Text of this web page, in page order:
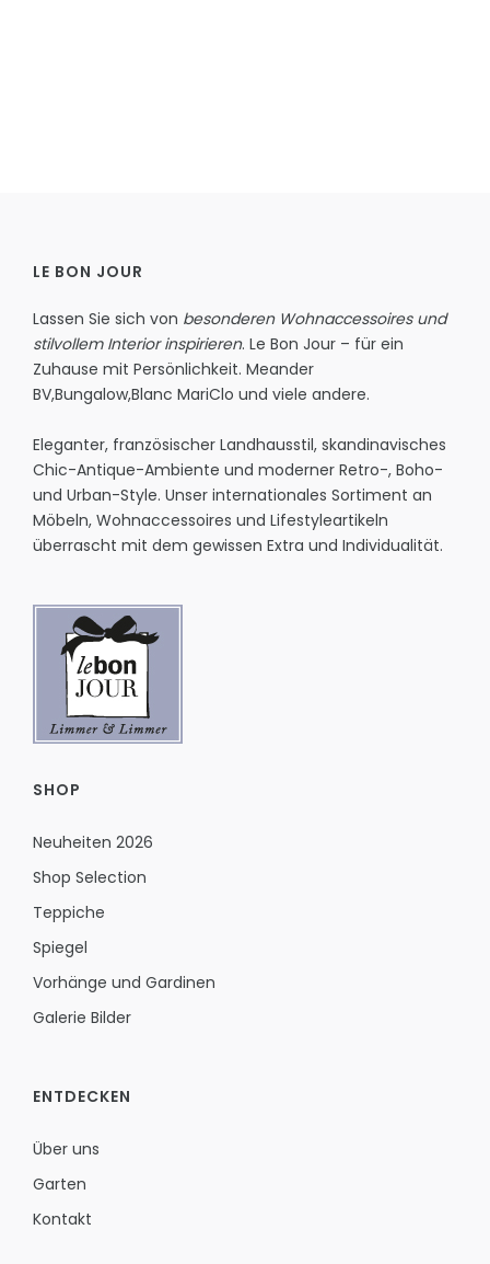
LE BON JOUR
Lassen Sie sich von besonderen Wohnaccessoires und
stilvollem Interior inspirieren. Le Bon Jour – für ein
Zuhause mit Persönlichkeit. Meander
BV,Bungalow,Blanc MariClo und viele andere.
Eleganter, französischer Landhausstil, skandinavisches
Chic-Antique-Ambiente und moderner Retro-, Boho-
und Urban-Style. Unser internationales Sortiment an
Möbeln, Wohnaccessoires und Lifestyleartikeln
überrascht mit dem gewissen Extra und Individualität.
SHOP
Neuheiten 2026
Shop Selection
Teppiche
Spiegel
Vorhänge und Gardinen
Galerie Bilder
ENTDECKEN
Über uns
Garten
Kontakt